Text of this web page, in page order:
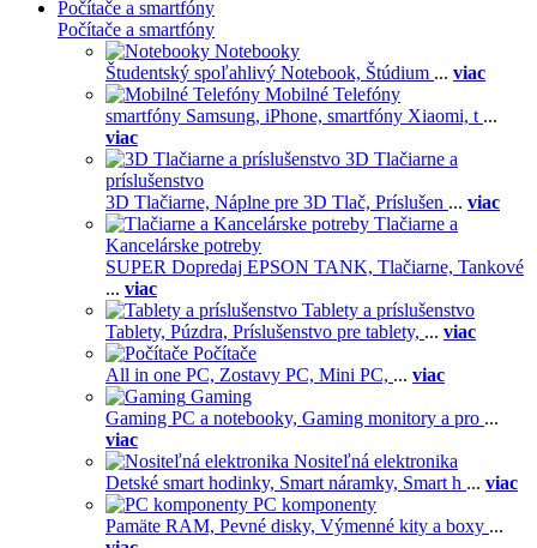
Počítače a smartfóny
Počítače a smartfóny
Notebooky
Študentský spoľahlivý Notebook, Štúdium ... viac
Mobilné Telefóny
smartfóny Samsung, iPhone, smartfóny Xiaomi, t ...
viac
3D Tlačiarne a
príslušenstvo
3D Tlačiarne, Náplne pre 3D Tlač, Príslušen ... viac
Tlačiarne a
Kancelárske potreby
SUPER Dopredaj EPSON TANK, Tlačiarne, Tankové
... viac
Tablety a príslušenstvo
Tablety, Púzdra, Príslušenstvo pre tablety, ... viac
Počítače
All in one PC, Zostavy PC, Mini PC, ... viac
Gaming
Gaming PC a notebooky, Gaming monitory a pro ...
viac
Nositeľná elektronika
Detské smart hodinky, Smart náramky, Smart h ... viac
PC komponenty
Pamäte RAM, Pevné disky, Výmenné kity a boxy ...